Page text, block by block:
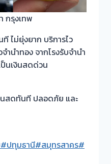
กรุงเทพ
ไม่ยุ่งยาก บริการไว
นำทอง จากโรงรับจำนำ
ป็นเงินสดด่วน
นสดทันที ปลอดภัย และ
#ปทุมธานี#สมุทรสาคร#